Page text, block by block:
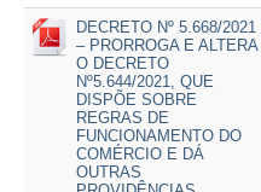
DECRETO Nº 5.668/2021
– PRORROGA E ALTERA
O DECRETO
Nº5.644/2021, QUE
DISPÕE SOBRE
REGRAS DE
FUNCIONAMENTO DO
COMÉRCIO E DÁ
OUTRAS